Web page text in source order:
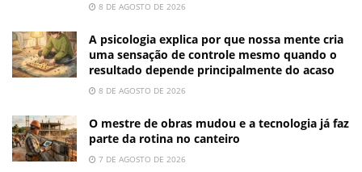
8 DE AGOSTO DE 2026
A psicologia explica por que nossa mente cria
uma sensação de controle mesmo quando o
resultado depende principalmente do acaso
8 DE AGOSTO DE 2026
O mestre de obras mudou e a tecnologia já faz
parte da rotina no canteiro
7 DE AGOSTO DE 2026